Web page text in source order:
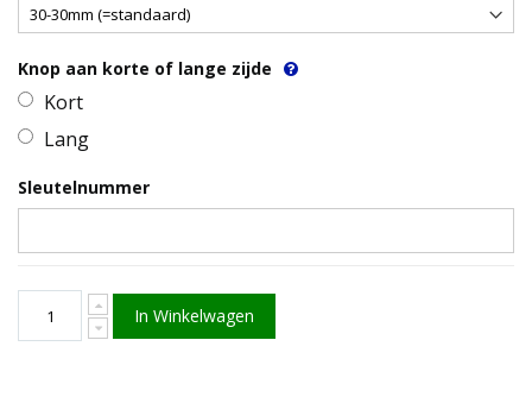
Knop aan korte of lange zijde
Kort
Lang
Sleutelnummer
In Winkelwagen